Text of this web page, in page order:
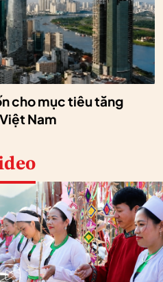
cho mục tiêu tăng
Nam